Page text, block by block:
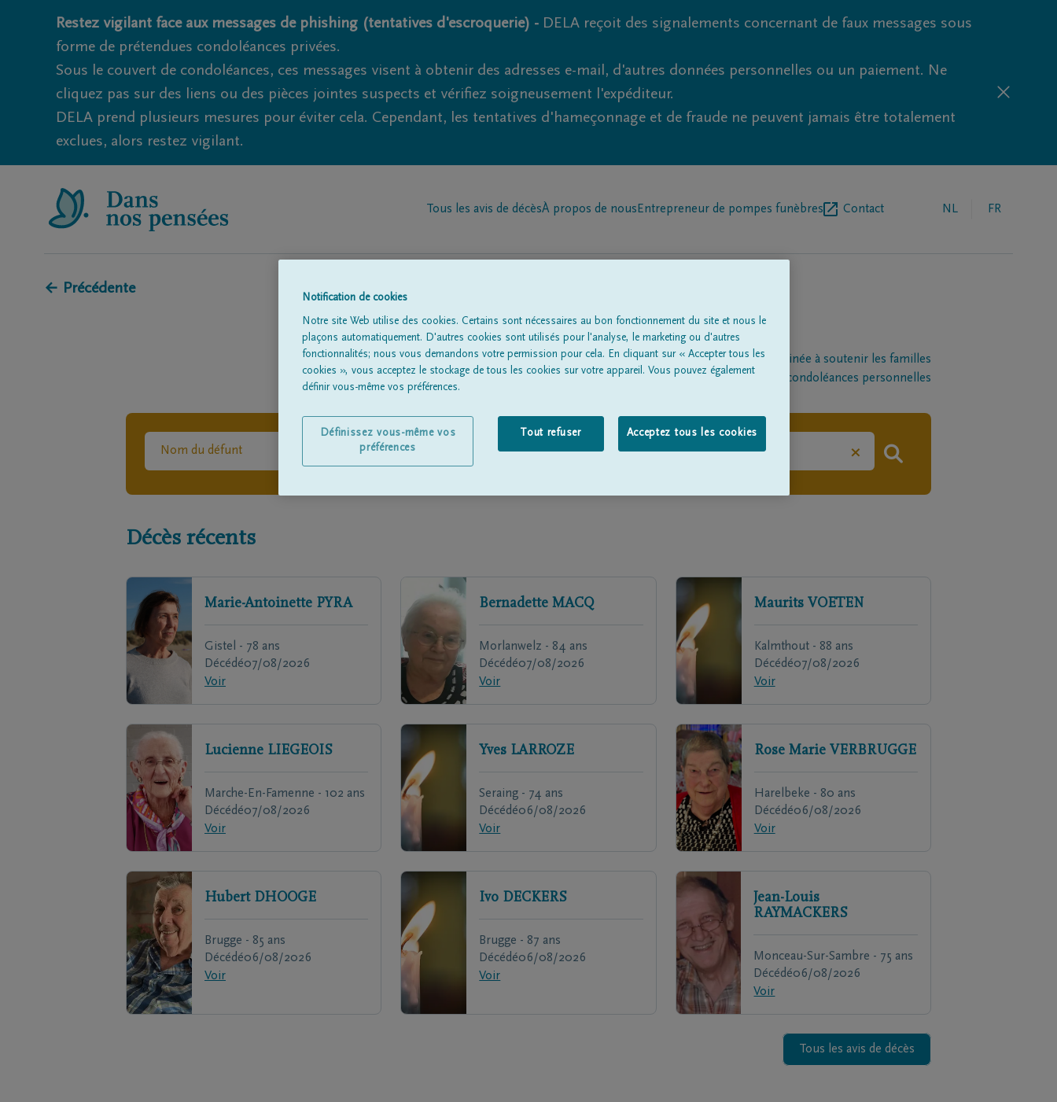
Restez vigilant face aux messages de phishing (tentatives d'escroquerie) - DELA reçoit des signalements concernant de faux messages sous
forme de prétendues condoléances privées.
Sous le couvert de condoléances, ces messages visent à obtenir des adresses e-mail, d'autres données personnelles ou un paiement. Ne
cliquez pas sur des liens ou des pièces jointes suspects et vérifiez soigneusement l'expéditeur.
DELA prend plusieurs mesures pour éviter cela. Cependant, les tentatives d'hameçonnage et de fraude ne peuvent jamais être totalement
exclues, alors restez vigilant.
Tous les avis de décèsÀ propos de nous Entrepreneur de pompes funèbres Contact NL FR
← Précédente
Une plate-forme destinée à soutenir les familles
en deuil par le biais de condoléances personnelles
×
Décès récents
Marie-Antoinette PYRA
Gistel - 78 ans
Décédé07/08/2026
Voir
Bernadette MACQ
Morlanwelz - 84 ans
Décédé07/08/2026
Voir
Maurits VOETEN
Kalmthout - 88 ans
Décédé07/08/2026
Voir
Lucienne LIEGEOIS
Marche-En-Famenne - 102 ans
Décédé07/08/2026
Voir
Yves LARROZE
Seraing - 74 ans
Décédé06/08/2026
Voir
Rose Marie VERBRUGGE
Harelbeke - 80 ans
Décédé06/08/2026
Voir
Hubert DHOOGE
Brugge - 85 ans
Décédé06/08/2026
Voir
Ivo DECKERS
Brugge - 87 ans
Décédé06/08/2026
Voir
Jean-Louis
RAYMACKERS
Monceau-Sur-Sambre - 75 ans
Décédé06/08/2026
Voir
Tous les avis de décès
Notification de cookies
Notre site Web utilise des cookies. Certains sont nécessaires au bon fonctionnement du site et nous le
plaçons automatiquement. D'autres cookies sont utilisés pour l'analyse, le marketing ou d'autres
fonctionnalités; nous vous demandons votre permission pour cela. En cliquant sur « Accepter tous les
cookies », vous acceptez le stockage de tous les cookies sur votre appareil. Vous pouvez également
définir vous-même vos préférences.
Tout refuser Acceptez tous les cookies
Définissez vous-même vos
préférences